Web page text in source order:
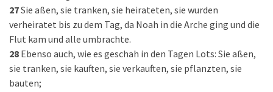
27Sie aßen, sie tranken, sie heirateten, sie wurden
verheiratet bis zu dem Tag, da Noah in die Arche ging und die
Flut kam und alle umbrachte.
28 Ebenso auch, wie es geschah in den Tagen Lots: Sie aßen,
sie tranken, sie kauften, sie verkauften, sie pflanzten, sie
bauten;